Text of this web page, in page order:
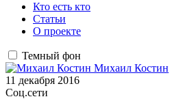
Кто есть кто
Статьи
О проекте
Темный фон
Михаил Костин
11 декабря 2016
Соц.сети